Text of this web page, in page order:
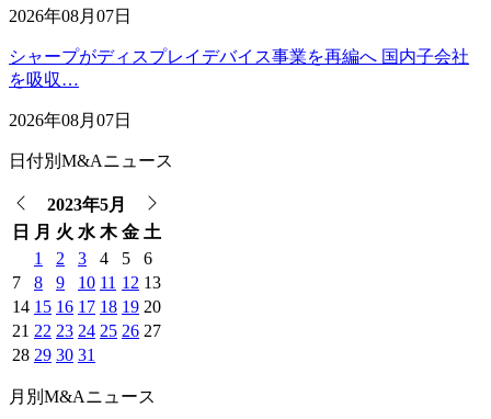
2026年08月07日
シャープがディスプレイデバイス事業を再編へ 国内子会社
を吸収…
2026年08月07日
日付別M&Aニュース
2023年5月
日
月 火 水 木 金 土
1
2 3 4 5
6
7
8 9 10 11 12 13
14 15 16 17 18 19 20
21 22 23 24 25 26 27
28 29 30 31
月別M&Aニュース